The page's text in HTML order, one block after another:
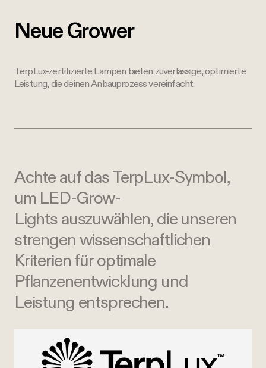
Neue Grower
TerpLux-zertifizierte Lampen bieten zuverlässige, optimierte
Leistung, die deinen Anbauprozess vereinfacht.
Achte auf das TerpLux-Symbol,
um LED-Grow-
Lights auszuwählen, die unseren
strengen wissenschaftlichen
Kriterien für optimale
Pflanzenentwicklung und
Leistung entsprechen.